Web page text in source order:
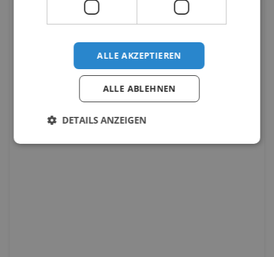
ALLE AKZEPTIEREN
ALLE ABLEHNEN
DETAILS ANZEIGEN